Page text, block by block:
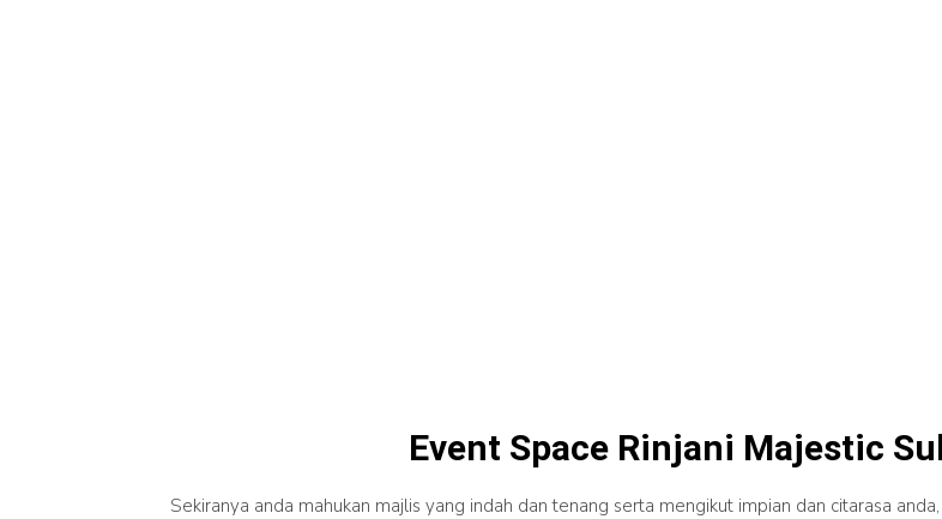
⁠Event Space Rinjani Majestic
Sekiranya anda mahukan majlis yang indah dan tenang serta mengikut impian dan citarasa